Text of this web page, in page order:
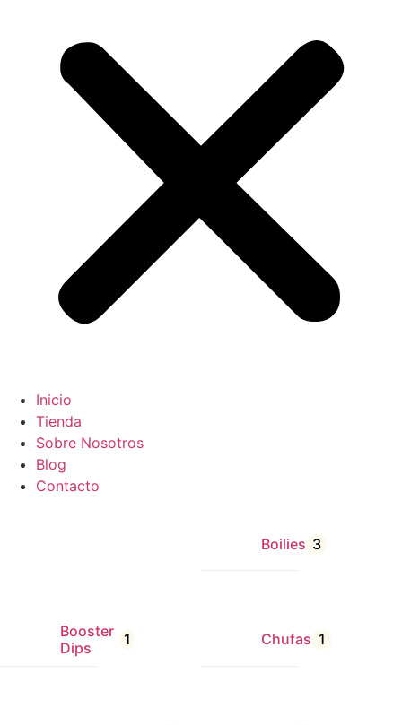
Inicio
Tienda
Sobre Nosotros
Blog
Contacto
Boilies 3
Booster
Dips
1 Chufas 1